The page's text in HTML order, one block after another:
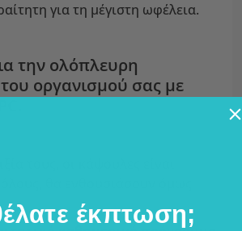
για τη μέγιστη ωφέλεια.
την ολόπλευρη
οργανισμού σας με
έκπτωση;